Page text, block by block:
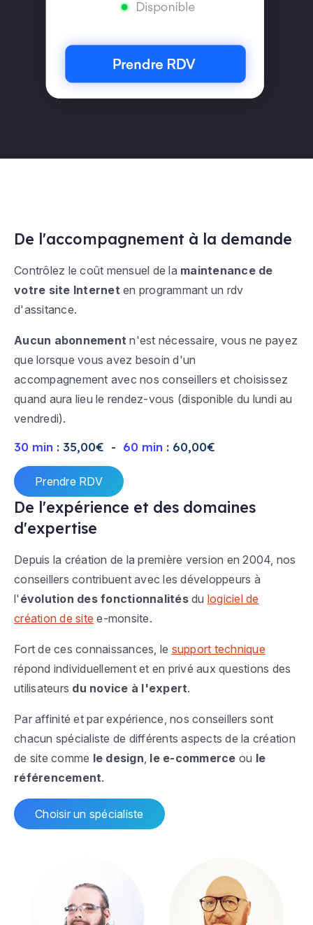
De l'accompagnement à la demande
Contrôlez le coût mensuel de la maintenance de
votre site Internet en programmant un rdv
d'assitance.
Aucun abonnement n'est nécessaire, vous ne payez
que lorsque vous avez besoin d'un
accompagnement avec nos conseillers et choisissez
quand aura lieu le rendez-vous (disponible du lundi au
vendredi).
30 min : 35,00€ - 60 min : 60,00€
Prendre RDV
De l'expérience et des domaines
d'expertise
Depuis la création de la première version en 2004, nos
conseillers contribuent avec les développeurs à
l' évolution des fonctionnalitésdu logiciel de
création de site e-monsite.
Fort de ces connaissances, le support technique
répond individuellement et en privé aux questions des
utilisateurs du novice à l'expert.
Par affinité et par expérience, nos conseillers sont
chacun spécialiste de différents aspects de la création
de site comme le design le e-commerce ou le
référencement.
Choisir un spécialiste